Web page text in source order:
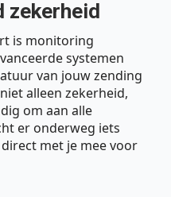
is monitoring
systemen
van jouw zending
alleen zekerheid,
om aan alle
er onderweg iets
met je mee voor